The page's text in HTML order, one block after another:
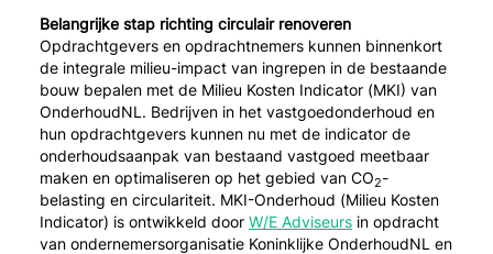
Belangrijke stap richting circulair renoveren
Opdrachtgevers en opdrachtnemers kunnen binnenkort
de integrale milieu-impact van ingrepen in de bestaande
bouw bepalen met de Milieu Kosten Indicator (MKI) van
OnderhoudNL. Bedrijven in het vastgoedonderhoud en
hun opdrachtgevers kunnen nu met de indicator de
onderhoudsaanpak van bestaand vastgoed meetbaar
maken en optimaliseren op het gebied van CO2-
belasting en circulariteit. MKI-Onderhoud (Milieu Kosten
Indicator) is ontwikkeld door W/E Adviseurs in opdracht
van ondernemersorganisatie Koninklijke OnderhoudNL en